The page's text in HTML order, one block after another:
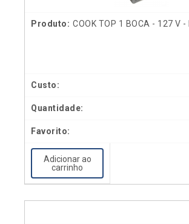
COOK TOP 1 BOCA - 127 V -
Adicionar ao
carrinho